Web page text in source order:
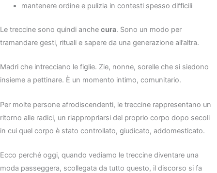
mantenere ordine e pulizia in contesti spesso difficili
Le treccine sono quindi anche cura. Sono un modo per
tramandare gesti, rituali e sapere da una generazione all’altra.
Madri che intrecciano le figlie. Zie, nonne, sorelle che si siedono
insieme a pettinare. È un momento intimo, comunitario.
Per molte persone afrodiscendenti, le treccine rappresentano un
ritorno alle radici, un riappropriarsi del proprio corpo dopo secoli
in cui quel corpo è stato controllato, giudicato, addomesticato.
Ecco perché oggi, quando vediamo le treccine diventare una
moda passeggera, scollegata da tutto questo, il discorso si fa